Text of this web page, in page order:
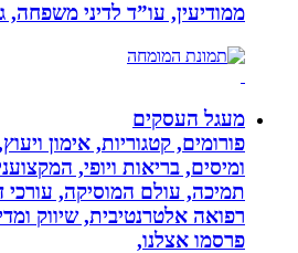
ממודיעין, עו”ד לדיני משפחה, גישור
מעגל העסקים
פורומים, קטגוריות, אימון ויעוץ,
ומיסים, בריאות ויופי, המקצוענים,
תמיכה, עולם המוסיקה, עורכי דין,
רפואה אלטרנטיבית, שיווק ומדיה,
פרסמו אצלנו,